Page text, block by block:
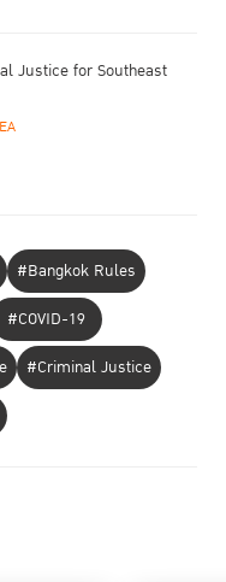
Justice for Southeast
#Bangkok Rules
#COVID-19
#Criminal Justice